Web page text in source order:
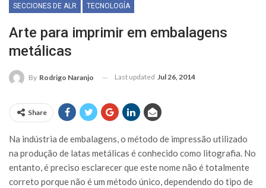
SECCIONES DE ALR
TECNOLOGÍA
Arte para imprimir em embalagens
metálicas
By Rodrigo Naranjo Last updated Jul 26, 2014
Share
Na indústria de embalagens, o método de impressão utilizado
na produção de latas metálicas é conhecido como litografia. No
entanto, é preciso esclarecer que este nome não é totalmente
correto porque não é um método único, dependendo do tipo de